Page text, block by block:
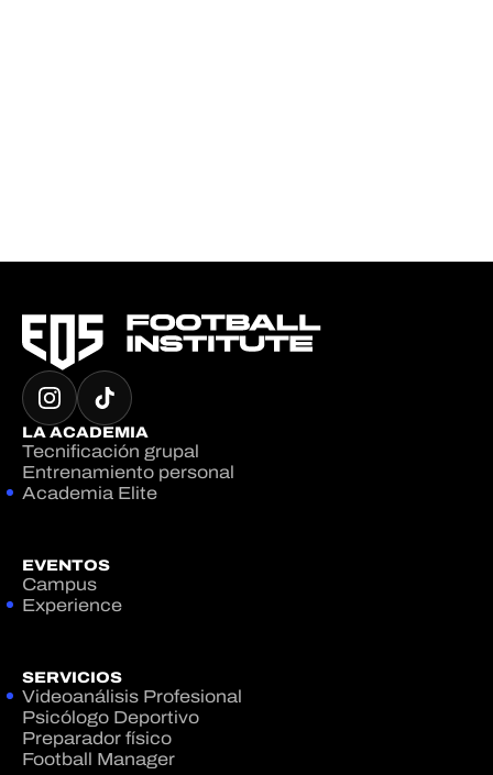
LA ACADEMIA
Tecnificación grupal
Entrenamiento personal
Academia Elite
EVENTOS
Campus
Experience
SERVICIOS
Videoanálisis Profesional
Psicólogo Deportivo
Preparador físico
Football Manager